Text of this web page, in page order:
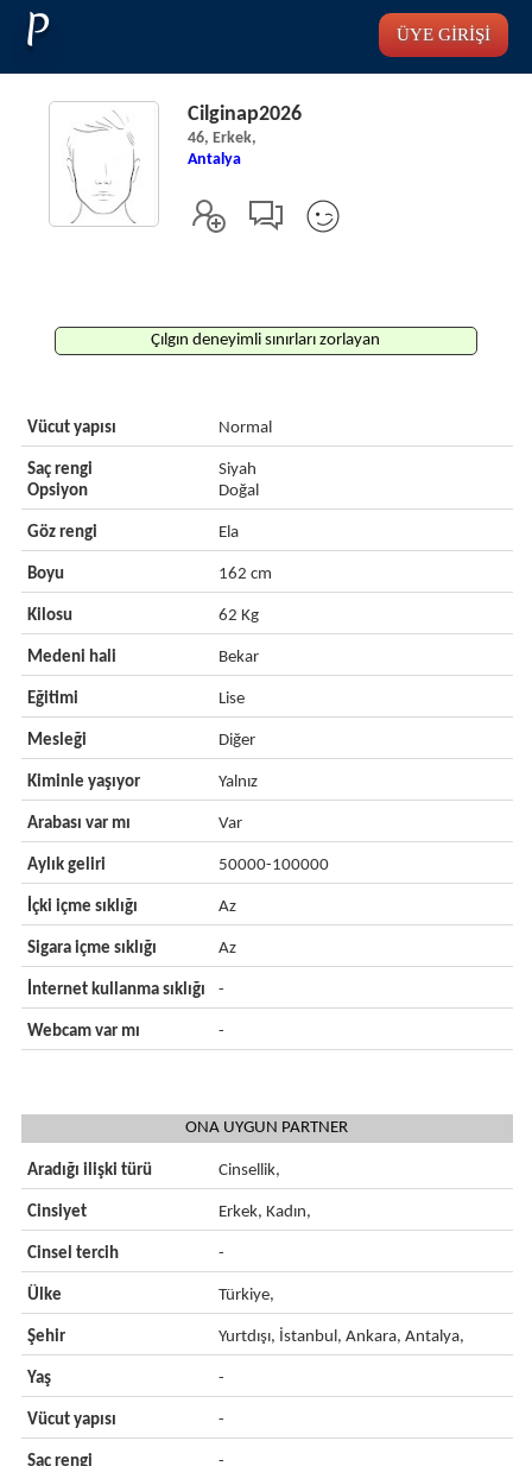
P ÜYE GİRİŞİ
Cilginap2026
46, Erkek,
Antalya
Çılgın deneyimli sınırları zorlayan
Vücut yapısı Normal
Saç rengi
Opsiyon
Siyah
Doğal
Göz rengi Ela
Boyu 162 cm
Kilosu 62 Kg
Medeni hali Bekar
Eğitimi Lise
Mesleği Diğer
Kiminle yaşıyor Yalnız
Arabası var mı Var
Aylık geliri 50000-100000
İçki içme sıklığı Az
Sigara içme sıklığı Az
İnternet kullanma sıklığı -
Webcam var mı -
ONA UYGUN PARTNER
Aradığı ilişki türü Cinsellik,
Cinsiyet Erkek, Kadın,
Cinsel tercih -
Ülke Türkiye,
Şehir Yurtdışı, İstanbul, Ankara, Antalya,
Yaş -
Vücut yapısı -
Saç rengi -